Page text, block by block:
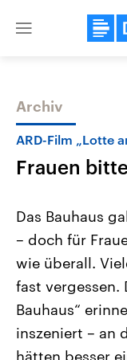
Close
Themen
Landtagswahl
2026
Alle Informationen
Sachsen-Anhalt
September 2026
Bundesland von
Archiv
ARD-Film „Lotte
Frauen
Das Bauhaus
– doch für
wie überall.
fast vergessen.
Bauhaus“
inszeniert – an
hätten besser